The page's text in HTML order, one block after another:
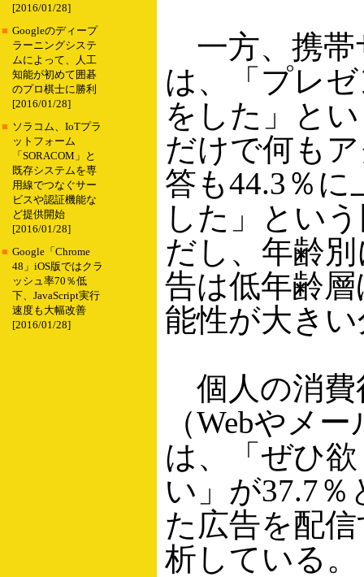
[2016/01/28]
■ Googleのディープ
ラーニングシステ
ムによって、人工
知能が初めて囲碁
のプロ棋士に勝利
[2016/01/28]
■ ソラコム、IoTプラ
ットフォーム
「SORACOM」と
既存システムを専
用線でつなぐサー
ビスや認証機能な
ど提供開始
[2016/01/28]
■ Google「Chrome
48」iOS版ではクラ
ッシュ率70％低
下、JavaScript実行
速度も大幅改善
[2016/01/28]
一方、携帯
は、「プレ
をした」と
だけで何も
答も44.3％
した」とい
だし、年齢
告は低年齢
能性が大き
個人の消費
（Webやメ
は、「ぜひ
い」が37.7
た広告を配
析している。